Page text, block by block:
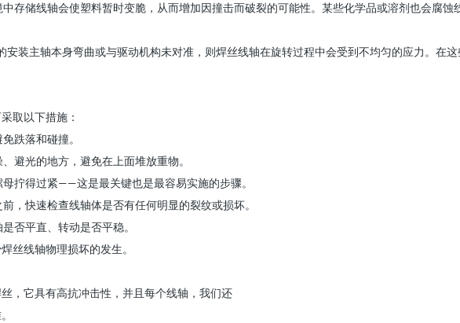
存储线轴会使塑料暂时变脆，从而增加因撞击而破裂的可能性。某些化学品或溶剂也会腐蚀
安装主轴本身弯曲或与驱动机构未对准，则焊丝线轴在旋转过程中会受到不均匀的应力。在
取以下措施：
跌落和碰撞。
避光的地方，避免在上面堆放重物。
拧得过紧——这是最关键也是最容易实施的步骤。
，快速检查线轴体是否有任何明显的裂纹或损坏。
否平直、转动是否平稳。
丝线轴物理损坏的发生。
，它具有高抗冲击性，并且每个线轴，我们还